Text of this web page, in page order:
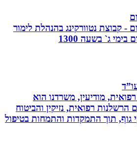
נטוורקינג בהנהלת לימור
בשעה 1300
מודיעין, משרדנו הוא
רפואית, נזיקין והביטוח
תוך התמקדות והתמחות בטיפול